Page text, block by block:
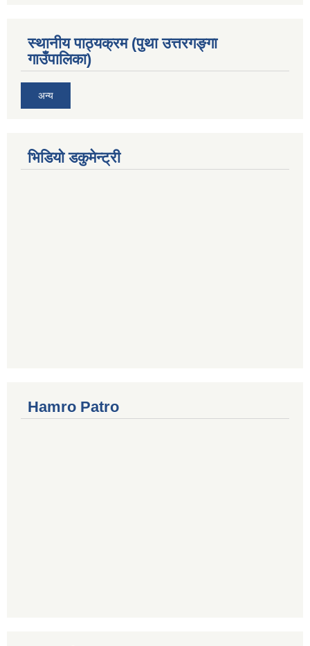
स्थानीय पाठ्यक्रम (पुथा उत्तरगङ्गा
गाउँपालिका)
अन्य
भिडियो डकुमेन्ट्री
Hamro Patro